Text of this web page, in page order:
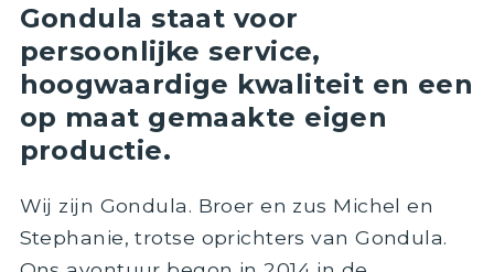
Gondula staat voor
persoonlijke service,
hoogwaardige kwaliteit en een
op maat gemaakte eigen
productie.
Wij zijn Gondula. Broer en zus Michel en
Stephanie, trotse oprichters van Gondula.